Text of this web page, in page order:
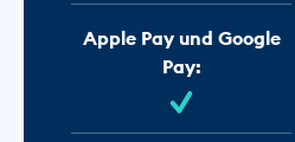
Apple Pay und Google
Pay: